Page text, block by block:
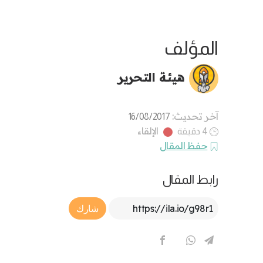
المؤلف
هيئة التحرير
آخر تحديث: 16/08/2017
4 دقيقة
الإلقاء
حفظ المقال
رابط المقال
Article Link
شارك